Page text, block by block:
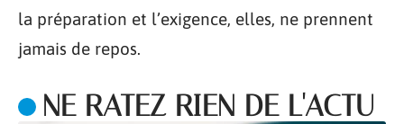
la préparation et l’exigence, elles, ne prennent
jamais de repos.
NE RATEZ RIEN DE L'ACTU